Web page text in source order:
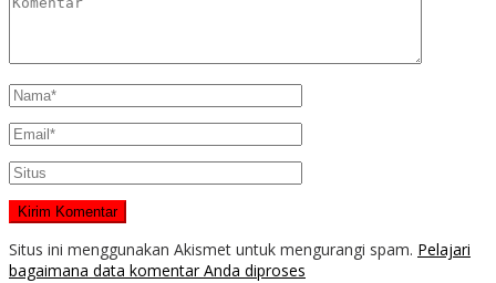
Situs ini menggunakan Akismet untuk mengurangi spam. Pelajari
bagaimana data komentar Anda diproses